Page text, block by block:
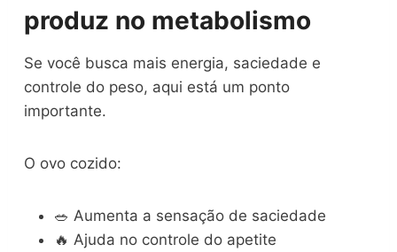
produz no metabolismo
Se você busca mais energia, saciedade e
controle do peso, aqui está um ponto
importante.
O ovo cozido:
🥗 Aumenta a sensação de saciedade
🔥 Ajuda no controle do apetite